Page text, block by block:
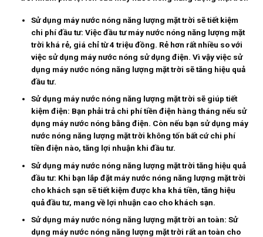
Sử dụng máy nước nóng năng lượng mặt trời sẽ tiết kiệm
chi phí đầu tư: Việc đầu tư máy nước nóng năng lượng mặt
trời khá rẻ, giá chỉ từ 4 triệu đồng. Rẻ hơn rất nhiều so với
việc sử dụng máy nước nóng sử dụng điện. Vì vậy việc sử
dụng máy nước nóng năng lượng mặt trời sẽ tăng hiệu quả
đầu tư.
Sử dụng máy nước nóng năng lượng mặt trời sẽ giúp tiết
kiệm điện: Bạn phải trả chi phí tiền điện hàng tháng nếu sử
dụng máy nước nóng bằng điện. Còn nếu bạn sử dụng máy
nước nóng năng lượng mặt trời không tốn bất cứ chi phí
tiền điện nào, tăng lợi nhuận khi đầu tư.
Sử dụng máy nước nóng năng lượng mặt trời tăng hiệu quả
đầu tư: Khi bạn lắp đặt máy nước nóng năng lượng mặt trời
cho khách sạn sẽ tiết kiệm được kha khá tiền, tăng hiệu
quả đầu tư, mang về lợi nhuận cao cho khách sạn.
Sử dụng máy nước nóng năng lượng mặt trời an toàn: Sử
dụng máy nước nóng năng lượng mặt trời rất an toàn cho